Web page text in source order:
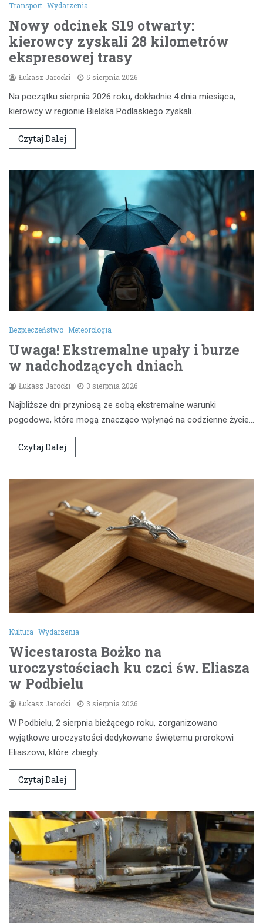
Transport Wydarzenia
Nowy odcinek S19 otwarty:
kierowcy zyskali 28 kilometrów
ekspresowej trasy
Łukasz Jarocki 5 sierpnia 2026
Na początku sierpnia 2026 roku, dokładnie 4 dnia miesiąca,
kierowcy w regionie Bielska Podlaskiego zyskali…
Czytaj Dalej
Bezpieczeństwo Meteorologia
Uwaga! Ekstremalne upały i burze
w nadchodzących dniach
Łukasz Jarocki 3 sierpnia 2026
Najbliższe dni przyniosą ze sobą ekstremalne warunki
pogodowe, które mogą znacząco wpłynąć na codzienne życie…
Czytaj Dalej
Kultura Wydarzenia
Wicestarosta Bożko na
uroczystościach ku czci św. Eliasza
w Podbielu
Łukasz Jarocki 3 sierpnia 2026
W Podbielu, 2 sierpnia bieżącego roku, zorganizowano
wyjątkowe uroczystości dedykowane świętemu prorokowi
Eliaszowi, które zbiegły…
Czytaj Dalej